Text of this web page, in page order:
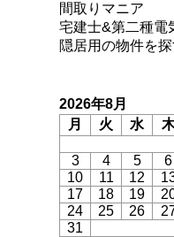
間取りマニア
宅建士&第二種電
隠居用の物件を探
2026年8月
月
火 水
3
4 5 6
10
11 12
17
18 19
24
25 26
31